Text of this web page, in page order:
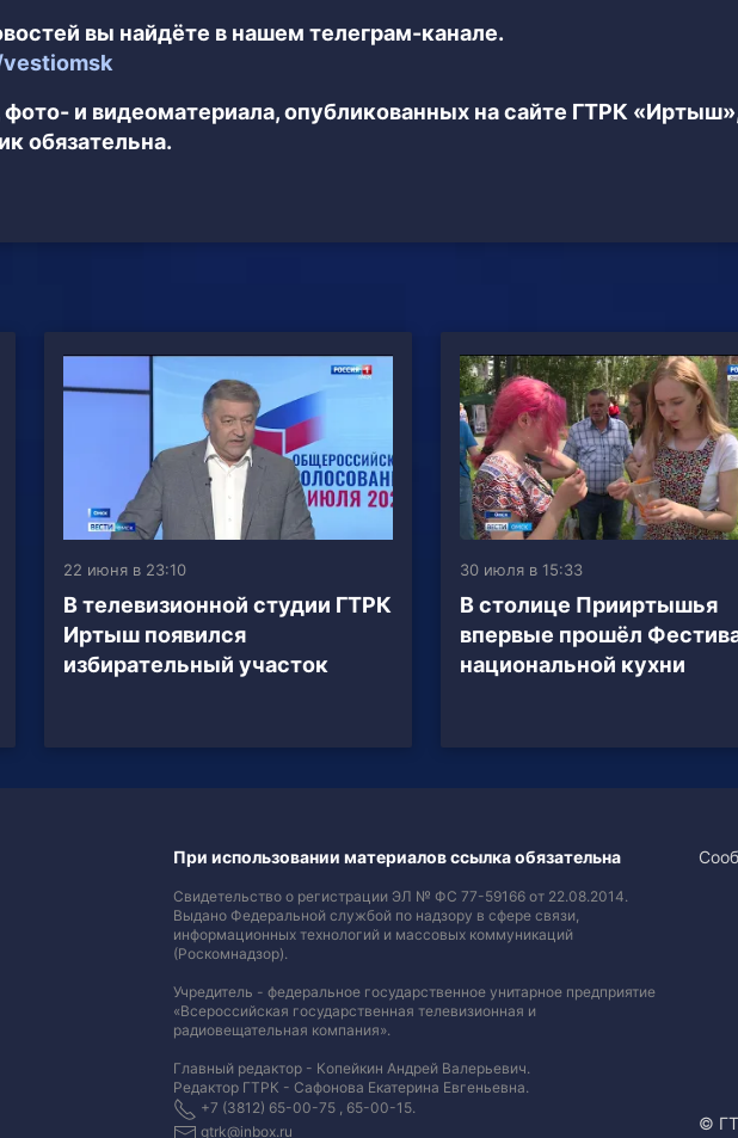
вы найдёте в нашем телеграм-канале.
и видеоматериала, опубликованных на сайте ГТРК
обязательна.
22 июня в 23:10
В телевизионной студии ГТРК
Иртыш появился
избирательный участок
30 июля в 15:33
В столице Прииртышья
впервые прошёл
национальной кухни
При использовании материалов ссылка обязательна
Свидетельство о регистрации ЭЛ № ФС 77-59166 от 22.08.2014.
Выдано Федеральной службой по надзору в сфере связи,
информационных технологий и массовых коммуникаций
(Роскомнадзор).
Учредитель - федеральное государственное унитарное предприятие
«Всероссийская государственная телевизионная и
радиовещательная компания».
Главный редактор - Копейкин Андрей Валерьевич.
Редактор ГТРК - Сафонова Екатерина Евгеньевна.
+7 (3812) 65-00-75 , 65-00-15.
gtrk@inbox.ru
©